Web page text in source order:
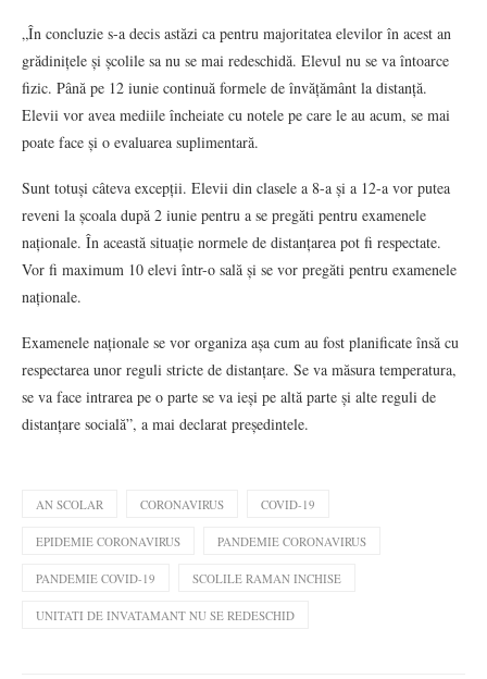
„În concluzie s-a decis astăzi ca pentru majoritatea elevilor în acest an
grădinițele și școlile sa nu se mai redeschidă. Elevul nu se va întoarce
fizic. Până pe 12 iunie continuă formele de învățământ la distanță.
Elevii vor avea mediile încheiate cu notele pe care le au acum, se mai
poate face și o evaluarea suplimentară.
Sunt totuși câteva excepții. Elevii din clasele a 8-a și a 12-a vor putea
reveni la școala după 2 iunie pentru a se pregăti pentru examenele
naționale. În această situație normele de distanțarea pot fi respectate.
Vor fi maximum 10 elevi într-o sală și se vor pregăti pentru examenele
naționale.
Examenele naționale se vor organiza așa cum au fost planificate însă cu
respectarea unor reguli stricte de distanțare. Se va măsura temperatura,
se va face intrarea pe o parte se va ieși pe altă parte și alte reguli de
distanțare socială”, a mai declarat președintele.
AN SCOLAR CORONAVIRUS COVID-19
EPIDEMIE CORONAVIRUS PANDEMIE CORONAVIRUS
PANDEMIE COVID-19 SCOLILE RAMAN INCHISE
UNITATI DE INVATAMANT NU SE REDESCHID